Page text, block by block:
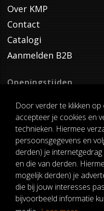
Door verder te klikken
accepteer je cookies en
technieken. Hiermee
persoonsgegevens en
derden) je
en die van derden.
mogelijk derden) je
die bij jouw interesses
bijvoorbeeld informatie
Over KMP
Contact
Catalogi
Aanmelden B2B
Openingstijden
Dinsdag T/M Zaterdag
van 8:00-17:00
Verzenddagen
Dinsdag T/M Vrijdag
Pauze
12:30-13:00